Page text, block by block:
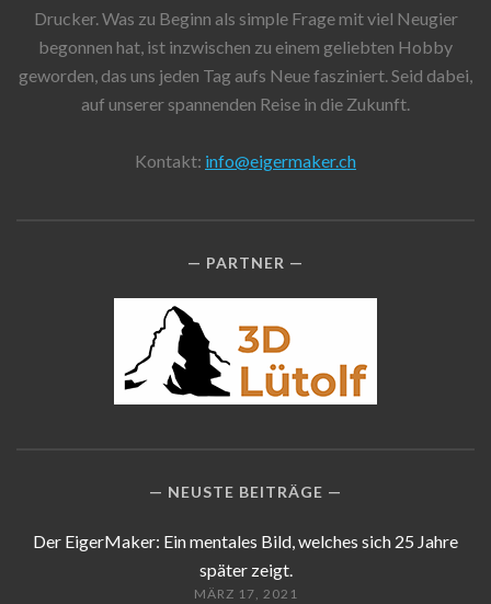
Drucker. Was zu Beginn als simple Frage mit viel Neugier
begonnen hat, ist inzwischen zu einem geliebten Hobby
geworden, das uns jeden Tag aufs Neue fasziniert. Seid dabei,
auf unserer spannenden Reise in die Zukunft.
Kontakt: info@eigermaker.ch
PARTNER
NEUSTE BEITRÄGE
Der EigerMaker: Ein mentales Bild, welches sich 25 Jahre
später zeigt.
MÄRZ 17, 2021